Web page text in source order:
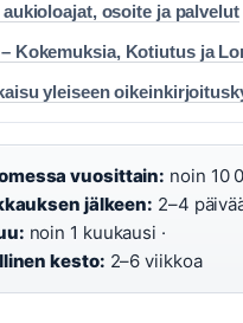
osoite ja palvelut
Kokemuksia, Kotiutus ja
yleiseen
vuosittain: noin 10
jälkeen: 2–4
noin 1 kuukausi ·
kesto: 2–6 viikkoa